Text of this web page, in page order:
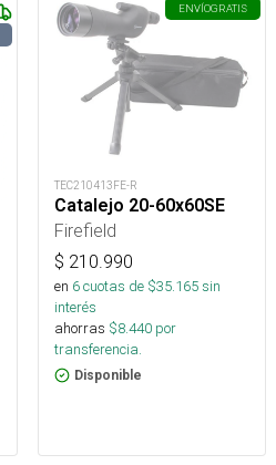
ENVÍOGRATIS
TEC210413FE-R
Catalejo 20-60x60SE
Firefield
$ 210.990
en 6cuotas de $35.165sin
interés
ahorras $8.440 por
transferencia.
Disponible